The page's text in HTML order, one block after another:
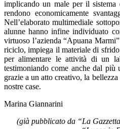
implicando un male per il
rendono economicamente
Nell’elaborato multimediale
alunne hanno infine individuato
virtuoso l’azienda “Apuana
riciclo, impiega il materiale di
per alimentare le attività di un
testimoniando come anche dal più
grazie a un atto creativo, la
nostre case.
Marina Giannarini
(già pubblicato da “La